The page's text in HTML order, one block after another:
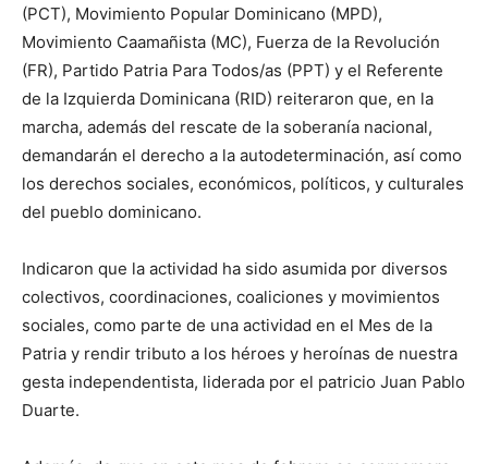
(PCT), Movimiento Popular Dominicano (MPD),
Movimiento Caamañista (MC), Fuerza de la Revolución
(FR), Partido Patria Para Todos/as (PPT) y el Referente
de la Izquierda Dominicana (RID) reiteraron que, en la
marcha, además del rescate de la soberanía nacional,
demandarán el derecho a la autodeterminación, así como
los derechos sociales, económicos, políticos, y culturales
del pueblo dominicano.
Indicaron que la actividad ha sido asumida por diversos
colectivos, coordinaciones, coaliciones y movimientos
sociales, como parte de una actividad en el Mes de la
Patria y rendir tributo a los héroes y heroínas de nuestra
gesta independentista, liderada por el patricio Juan Pablo
Duarte.